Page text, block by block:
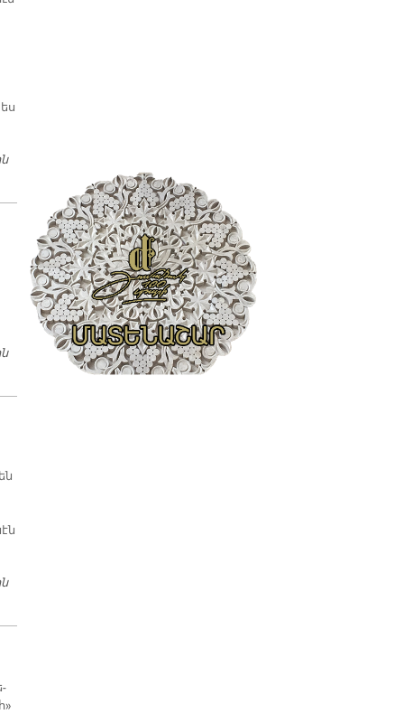
Ազ­գա­յին Հե­րո­սը Ան­բաղ­ձա­լի…
Չեմ Սի­րեր Երբ…
ԶՐՈՅՑ՝ ԵՐԻՏԱՍԱՐԴՆԵՐՈՒ ՄԻՋԵՒ